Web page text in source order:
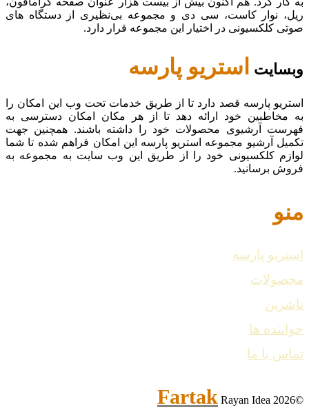
ریل، نوار کاست، سی دی و مجموعه بی‌نظیری از دستگاه های
صوتی کلکسیونی در اختیار این مجموعه قرار دارد.
وبسایت استریو پارسه
استریو پارسه قصد دارد تا از طریق خدمات تحت وب این امکان را
به مخاطبین خود ارائه دهد تا از هر مکان امکان دسترسی به
فهرست آرشیوی محصولات خود را داشته باشند. همچنین جهت
تکمیل آرشیو مجموعه استریو پارسه این امکان فراهم شده تا شما
لوازم کلکسیونی خود را از طریق این وب سایت به مجموعه به
فروش برسانید.
منو
استریو پارسه
محصولات
ناشرین
خواننده ها
تماس با ما
©2026
FartakRayan Idea